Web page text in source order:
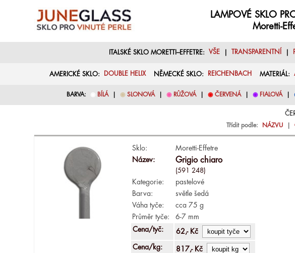
LAMPOVÉ SKLO
Moretti-
ITALSKÉ SKLO MORETTI–EFFETRE: VŠE| TRANSPARENTNÍ
AMERICKÉ SKLO: DOUBLE HELIX NĚMECKÉ SKLO: REICHENBACH MATERIÁL:
BARVA: ◉ BÍLÁ| ◉ SLONOVÁ| ◉ RŮŽOVÁ| ◉ ČERVENÁ| ◉ FIALOVÁ|
Třídit podle:
NÁZVU
Sklo:
Moretti-Effetre
Název:
Grigio chiaro
(591 248)
Kategorie:
pastelové
Barva:
světle šedá
Váha tyče:
cca 75 g
Průměr tyče:
6-7 mm
Cena/tyč:
62,- Kč
Cena/kg: 817,- Kč